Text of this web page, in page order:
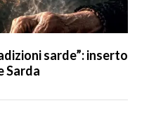
sarde”: inserto
Sarda